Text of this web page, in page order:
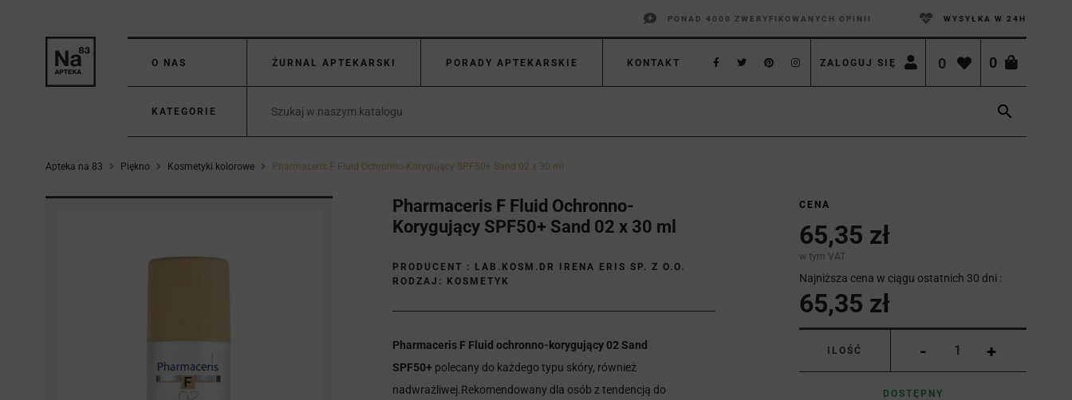
PONAD 4000 ZWERYFIKOWANYCH OPINII WYSYŁKA W 24H
O NAS ŻURNAL APTEKARSKI PORADY APTEKARSKIE KONTAKT 0
ZALOGUJ SIĘ 0
KATEGORIE 
Apteka na 83 Piękno Kosmetyki kolorowe Pharmaceris F Fluid Ochronno-Korygujący SPF50+ Sand 02 x 30 ml
Pharmaceris F Fluid Ochronno-
Korygujący SPF50+ Sand 02 x 30 ml
PRODUCENT :
LAB.KOSM.DR IRENA ERIS SP. Z O.O.
RODZAJ: KOSMETYK
Pharmaceris F Fluid ochronno-korygujący 02 Sand
SPF50+ polecany do każdego typu skóry, również
nadwrażliwej.Rekomendowany dla osób z tendencją do
CENA
65,35 zł
w tym VAT
Najniższa cena w ciągu ostatnich 30 dni :
65,35 zł
ILOŚĆ - +
DOSTĘPNY